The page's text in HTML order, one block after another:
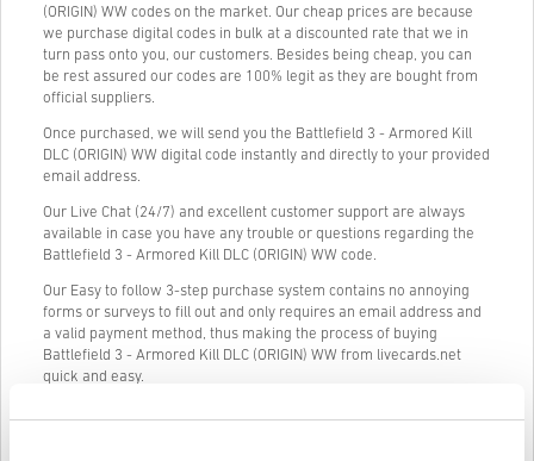
(ORIGIN) WW codes on the market. Our cheap prices are because
we purchase digital codes in bulk at a discounted rate that we in
turn pass onto you, our customers. Besides being cheap, you can
be rest assured our codes are 100% legit as they are bought from
official suppliers.
Once purchased, we will send you the Battlefield 3 - Armored Kill
DLC (ORIGIN) WW digital code instantly and directly to your provided
email address.
Our Live Chat (24/7) and excellent customer support are always
available in case you have any trouble or questions regarding the
Battlefield 3 - Armored Kill DLC (ORIGIN) WW code.
Our Easy to follow 3-step purchase system contains no annoying
forms or surveys to fill out and only requires an email address and
a valid payment method, thus making the process of buying
Battlefield 3 - Armored Kill DLC (ORIGIN) WW from livecards.net
quick and easy.